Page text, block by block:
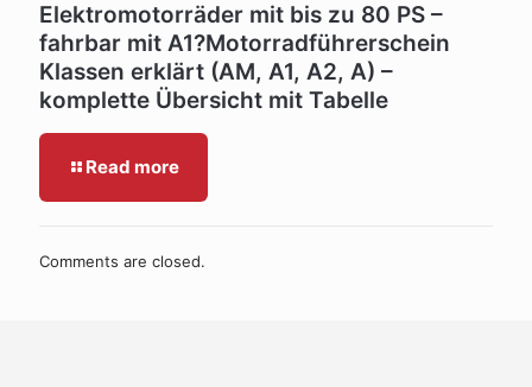
Elektromotorräder mit bis zu 80 PS –
fahrbar mit A1?Motorradführerschein
Klassen erklärt (AM, A1, A2, A) –
komplette Übersicht mit Tabelle
Read more
Comments are closed.